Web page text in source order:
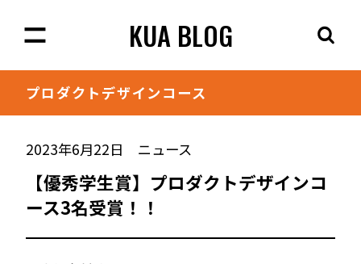
KUA BLOG
プロダクト デザインコース
2023年6月22日 ニュース
【優秀学生賞】プロダクトデザインコ
ース3名受賞！！